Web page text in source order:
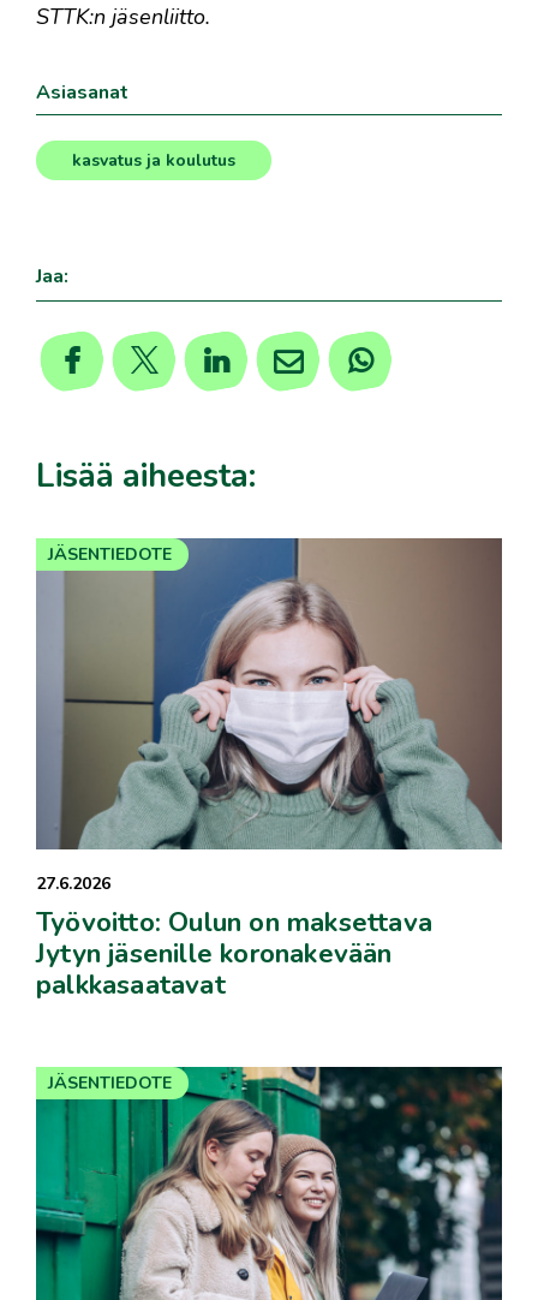
STTK:n jäsenliitto.
Asiasanat
kasvatus ja koulutus
Jaa:
Lisää aiheesta:
27.6.2026
Työvoitto: Oulun on maksettava
Jytyn jäsenille koronakevään
palkkasaatavat
JÄSENTIEDOTE
JÄSENTIEDOTE